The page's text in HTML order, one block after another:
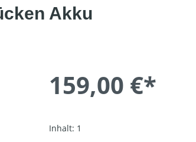
Akku
159,00 €*
Inhalt: 1